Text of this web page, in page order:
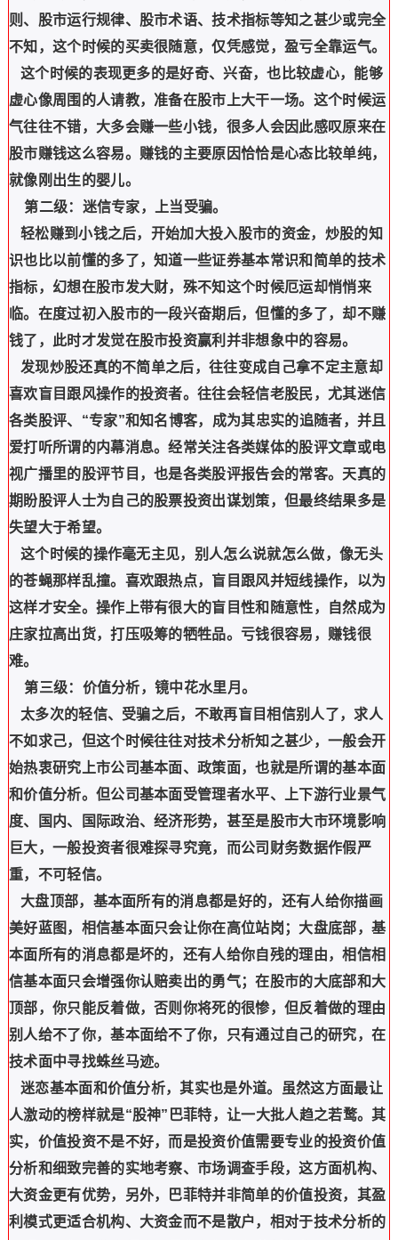
则、股市运行规律、股市术语、技术指标等知之甚少或完全
不知，这个时候的买卖很随意，仅凭感觉，盈亏全靠运气。
这个时候的表现更多的是好奇、兴奋，也比较虚心，能够
虚心像周围的人请教，准备在股市上大干一场。这个时候运
气往往不错，大多会赚一些小钱，很多人会因此感叹原来在
股市赚钱这么容易。赚钱的主要原因恰恰是心态比较单纯，
就像刚出生的婴儿。
第二级：迷信专家，上当受骗。
轻松赚到小钱之后，开始加大投入股市的资金，炒股的知
识也比以前懂的多了，知道一些证券基本常识和简单的技术
指标，幻想在股市发大财，殊不知这个时候厄运却悄悄来
临。在度过初入股市的一段兴奋期后，但懂的多了，却不赚
钱了，此时才发觉在股市投资赢利并非想象中的容易。
发现炒股还真的不简单之后，往往变成自己拿不定主意却
喜欢盲目跟风操作的投资者。往往会轻信老股民，尤其迷信
各类股评、“专家”和知名博客，成为其忠实的追随者，并且
爱打听所谓的内幕消息。经常关注各类媒体的股评文章或电
视广播里的股评节目，也是各类股评报告会的常客。天真的
期盼股评人士为自己的股票投资出谋划策，但最终结果多是
失望大于希望。
这个时候的操作毫无主见，别人怎么说就怎么做，像无头
的苍蝇那样乱撞。喜欢跟热点，盲目跟风并短线操作，以为
这样才安全。操作上带有很大的盲目性和随意性，自然成为
庄家拉高出货，打压吸筹的牺牲品。亏钱很容易，赚钱很
难。
第三级：价值分析，镜中花水里月。
太多次的轻信、受骗之后，不敢再盲目相信别人了，求人
不如求己，但这个时候往往对技术分析知之甚少，一般会开
始热衷研究上市公司基本面、政策面，也就是所谓的基本面
和价值分析。但公司基本面受管理者水平、上下游行业景气
度、国内、国际政治、经济形势，甚至是股市大市环境影响
巨大，一般投资者很难探寻究竟，而公司财务数据作假严
重，不可轻信。
大盘顶部，基本面所有的消息都是好的，还有人给你描画
美好蓝图，相信基本面只会让你在高位站岗；大盘底部，基
本面所有的消息都是坏的，还有人给你自残的理由，相信相
信基本面只会增强你认赔卖出的勇气；在股市的大底部和大
顶部，你只能反着做，否则你将死的很惨，但反着做的理由
别人给不了你，基本面给不了你，只有通过自己的研究，在
技术面中寻找蛛丝马迹。
迷恋基本面和价值分析，其实也是外道。虽然这方面最让
人激动的榜样就是“股神”巴菲特，让一大批人趋之若鹜。其
实，价值投资不是不好，而是投资价值需要专业的投资价值
分析和细致完善的实地考察、市场调查手段，这方面机构、
大资金更有优势，另外，巴菲特并非简单的价值投资，其盈
利模式更适合机构、大资金而不是散户，相对于技术分析的